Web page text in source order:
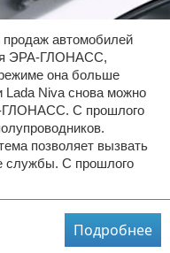
автомобилей
ЭРА-ГЛОНАСС,
она больше
Lada Niva снова можно
ГЛОНАСС. С прошлого
позволяет вызвать
службы. С прошлого
Подробнее